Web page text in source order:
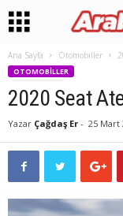
Ana Sayfa Otomobiller
OTOMOBILLER
2020 Seat
Yazar Çağdaş Er - 25 Mart